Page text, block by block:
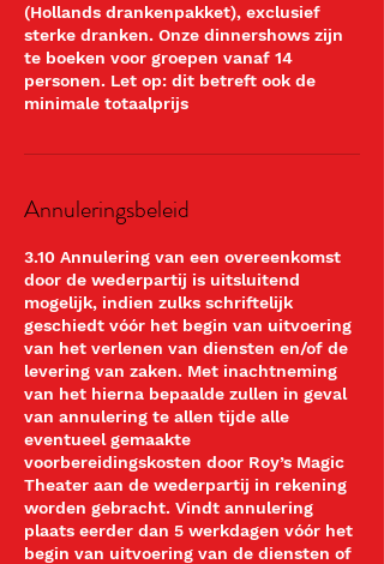
(Hollands drankenpakket), exclusief
sterke dranken. Onze dinnershows zijn
te boeken voor groepen vanaf 14
personen. Let op: dit betreft ook de
minimale totaalprijs
Annuleringsbeleid
3.10 Annulering van een overeenkomst
door de wederpartij is uitsluitend
mogelijk, indien zulks schriftelijk
geschiedt vóór het begin van uitvoering
van het verlenen van diensten en/of de
levering van zaken. Met inachtneming
van het hierna bepaalde zullen in geval
van annulering te allen tijde alle
eventueel gemaakte
voorbereidingskosten door Roy’s Magic
Theater aan de wederpartij in rekening
worden gebracht. Vindt annulering
plaats eerder dan 5 werkdagen vóór het
begin van uitvoering van de diensten of